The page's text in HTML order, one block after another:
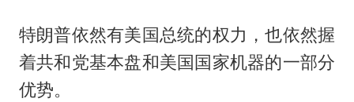
特朗普依然有美国总统的权力，也依然握
着共和党基本盘和美国国家机器的一部分
优势。